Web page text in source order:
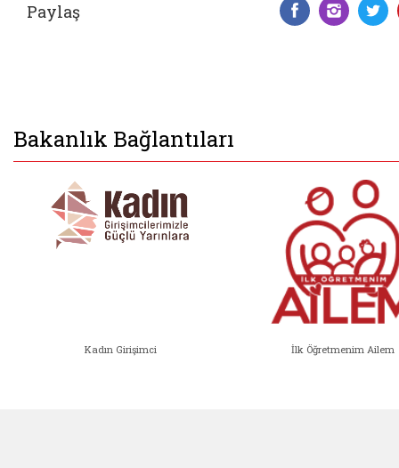
Paylaş
Bakanlık Bağlantıları
Kadın Girişimci İlk Öğretmenim Ailem